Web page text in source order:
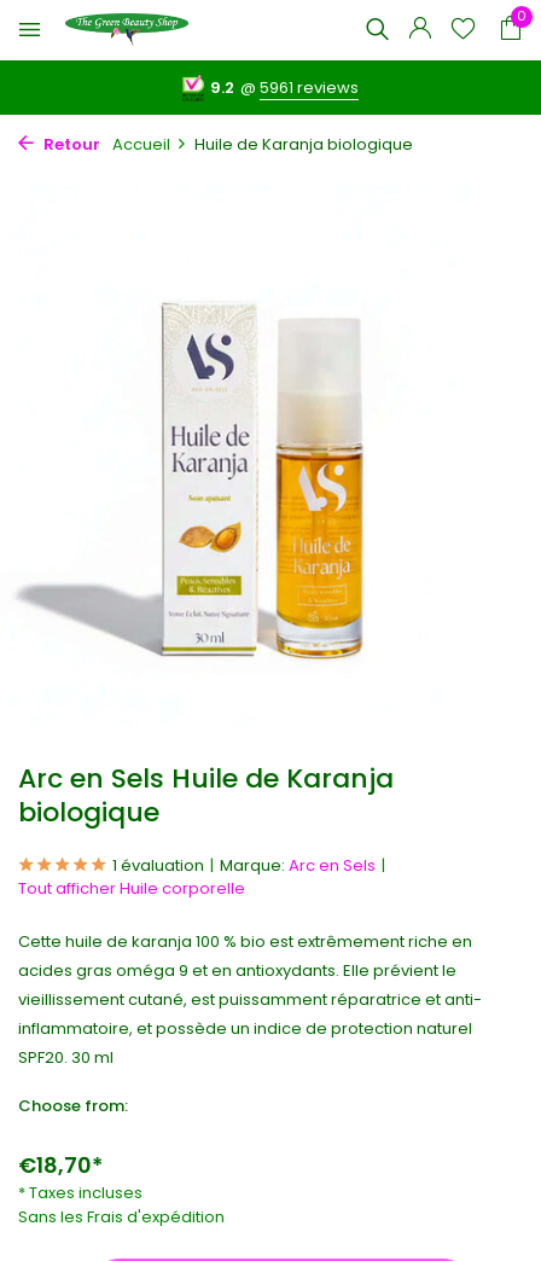
0
9.2 @5961 reviews
Retour Accueil Huile de Karanja biologique
Arc en Sels Huile de Karanja
biologique
1 évaluation Marque: Arc en Sels
Tout afficher Huile corporelle
Cette huile de karanja 100 % bio est extrêmement riche en
acides gras oméga 9 et en antioxydants. Elle prévient le
vieillissement cutané, est puissamment réparatrice et anti-
inflammatoire, et possède un indice de protection naturel
SPF20. 30 ml
Choose from:
€18,70*
* Taxes incluses
Sans les Frais d'expédition